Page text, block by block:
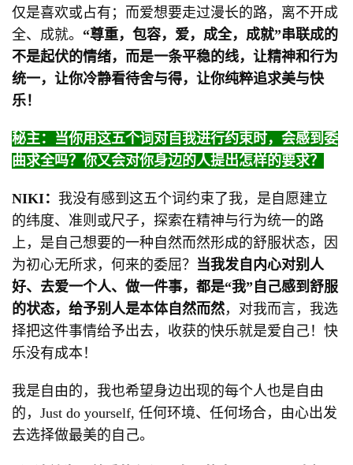
仅是喜欢或占有；而爱想要走过漫长的路，离不开成
全、成就。 “尊重，包容，爱，成全，成就”串联成的
不是起伏的情绪，而是一条平稳的线，让精神和行为
统一，让你冷静看待舍与得，让你纯粹追求美与快
乐！
秘主：当你用这五个词对自我进行约束时，会感到委
曲求全吗？你又会对你身边的人提出怎样的要求？
NIKI： 我没有感到这五个词约束了我，是自愿建立
的纬度、准则或尺子，探索在精神与行为统一的路
上，是自己想要的一种自然而然形成的舒服状态，因
为初心无所求，何来的委屈？ 当我发自内心对别人
好、去爱一个人、做一件事，都是“我”自己感到舒服
的状态，给予别人是本体自然而然，对我而言，我选
择把这件事情给予出去，收获的快乐就是爱自己！快
乐没有成本！
我是自由的，我也希望身边出现的每个人也是自由
的，Just do yourself, 任何环境、任何场合，由心出发
去选择做最美的自己。